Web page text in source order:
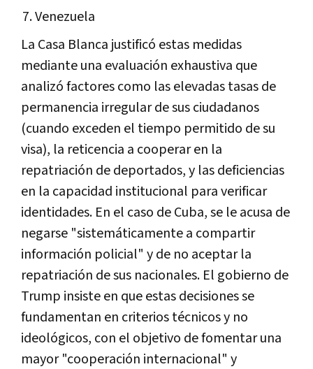
Venezuela
La Casa Blanca justificó estas medidas
mediante una evaluación exhaustiva que
analizó factores como las elevadas tasas de
permanencia irregular de sus ciudadanos
(cuando exceden el tiempo permitido de su
visa), la reticencia a cooperar en la
repatriación de deportados, y las deficiencias
en la capacidad institucional para verificar
identidades. En el caso de Cuba, se le acusa de
negarse "sistemáticamente a compartir
información policial" y de no aceptar la
repatriación de sus nacionales. El gobierno de
Trump insiste en que estas decisiones se
fundamentan en criterios técnicos y no
ideológicos, con el objetivo de fomentar una
mayor "cooperación internacional" y